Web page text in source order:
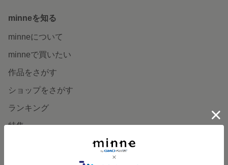
minneを知る
minneについて
minneで買いたい
作品をさがす
ショップをさがす
ランキング
特集